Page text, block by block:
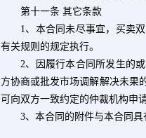
第十一条 其它条款
1、本合同未尽事宜，买卖
有关规则的规定执行。
2、因履行本合同所发生的
方协商或批发市场调解解决未果
可向双方一致约定的仲裁机构申
3、本合同的附件与本合同